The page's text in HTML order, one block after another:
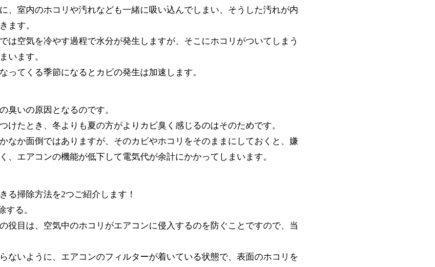
、室内のホコリや汚れなども一緒に吸い込んでしまい、そうした汚れが内
ます。
は空気を冷やす過程で水分が発生しますが、そこにホコリがついてしまう
います。
ってくる季節になるとカビの発生は加速します。
臭いの原因となるのです。
けたとき、冬よりも夏の方がよりカビ臭く感じるのはそのためです。
なか面倒ではありますが、そのカビやホコリをそのままにしておくと、嫌
、エアコンの機能が低下して電気代が余計にかかってしまいます。
る掃除方法を2つご紹介します！
する。
役目は、空気中のホコリがエアコンに侵入するのを防ぐことですので、当
ないように、エアコンのフィルターが着いている状態で、表面のホコリを